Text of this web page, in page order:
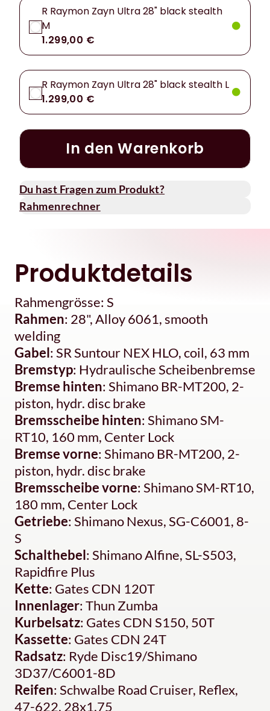
R Raymon Zayn Ultra 28" black stealth
M
1.299,00 €
R Raymon Zayn Ultra 28" black stealth L
1.299,00 €
In den Warenkorb
Du hast Fragen zum Produkt?
Rahmenrechner
Produktdetails
Rahmengrösse: S
Rahmen: 28", Alloy 6061, smooth
welding
Gabel: SR Suntour NEX HLO, coil, 63 mm
Bremstyp: Hydraulische Scheibenbremse
Bremse hinten: Shimano BR-MT200, 2-
piston, hydr. disc brake
Bremsscheibe hinten: Shimano SM-
RT10, 160 mm, Center Lock
Bremse vorne: Shimano BR-MT200, 2-
piston, hydr. disc brake
Bremsscheibe vorne: Shimano SM-RT10,
180 mm, Center Lock
Getriebe: Shimano Nexus, SG-C6001, 8-
S
Schalthebel: Shimano Alfine, SL-S503,
Rapidfire Plus
Kette: Gates CDN 120T
Innenlager: Thun Zumba
Kurbelsatz: Gates CDN S150, 50T
Kassette: Gates CDN 24T
Radsatz: Ryde Disc19/Shimano
3D37/C6001-8D
Reifen: Schwalbe Road Cruiser, Reflex,
47-622, 28x1.75